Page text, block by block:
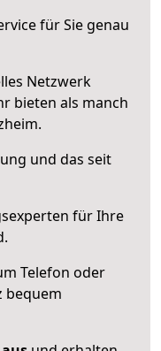
für Sie genau
Netzwerk
bieten als manch
und das seit
für Ihre
Telefon oder
bequem